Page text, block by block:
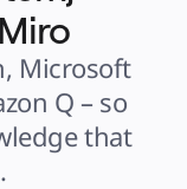
Microsoft
Q – so
that